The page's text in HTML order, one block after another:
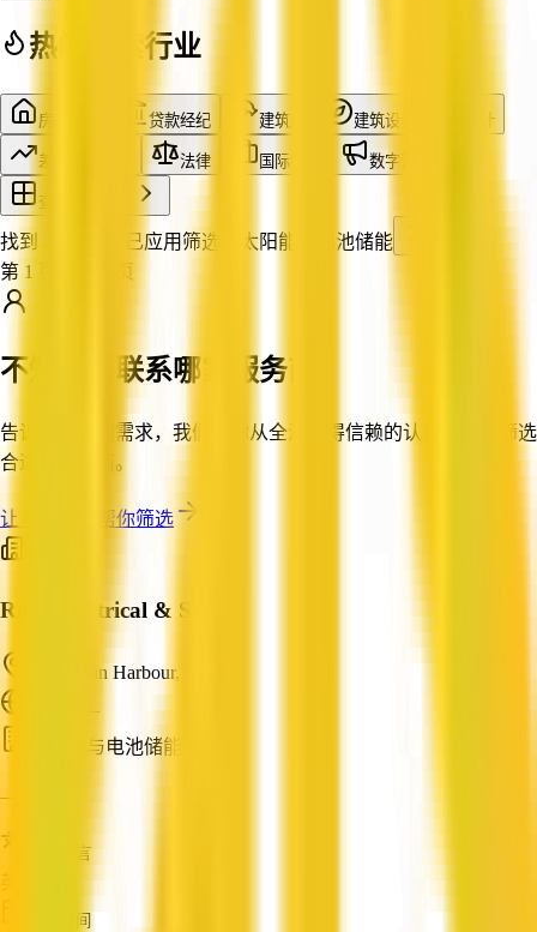
热门搜索行业
房产中介 贷款经纪 建筑商 建筑设计 会计
差价合约交易 法律 国际物流 数字营销
查看全部行业
找到 27 家企业 已应用筛选：
太阳能与电池储能
第 1 页，共 3 页
不知道该联系哪家服务商？
告诉我们你的需求，我们帮你从全澳值得信赖的认证企业中筛选
合适的服务商。
让 QX Web 帮你筛选
Rods Electrical & Solar
Mourilyan Harbour, QLD
ABN: —
太阳能与电池储能
—
服务语言
成立时间